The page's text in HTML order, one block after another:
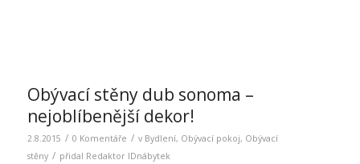
Obývací stěny dub sonoma –
nejoblíbenější dekor!
2.8.2015 / 0 Komentáře / v Bydlení, Obývací pokoj, Obývací
stěny / přidal Redaktor IDnábytek